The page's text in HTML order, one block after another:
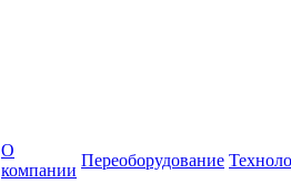
О
компании
Переоборудование